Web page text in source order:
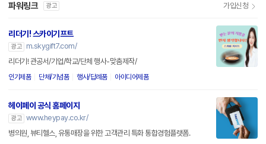
파워링크 광고 가입신청
리더기! 스카이기프트
광고
m.skygift7.com/
리더기! 관공서/기업/학교/단체 행사-맞춤제작/
인기제품 단체/기념품 행사/답례품 아이디어제품
헤이페이 공식 홈페이지
광고 www.heypay.co.kr/
병의원, 뷰티헬스, 유통매장을 위한 고객관리 특화 통합경험플랫폼.